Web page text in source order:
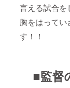
言える試合を
胸をはってい
す！！
■監督